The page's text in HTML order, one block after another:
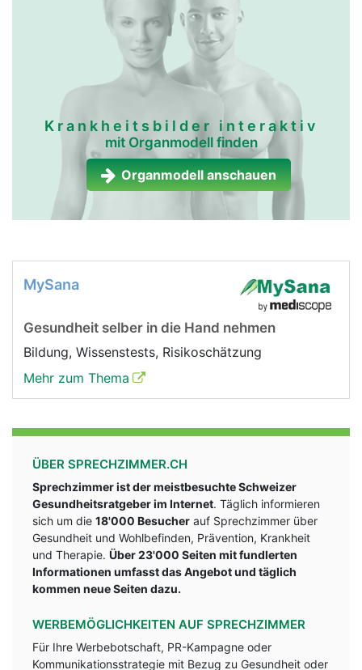
Krankheitsbilder interaktiv
mit Organmodell finden
Organmodell anschauen
MySana
Gesundheit selber in die Hand nehmen
Bildung, Wissenstests, Risikoschätzung
Mehr zum Thema
ÜBER SPRECHZIMMER.CH
Sprechzimmer ist der meistbesuchte Schweizer
Gesundheitsratgeber im Internet. Täglich informieren
sich um die 18'000 Besucher auf Sprechzimmer über
Gesundheit und Wohlbefinden, Prävention, Krankheit
und Therapie. Über 23'000 Seiten mit fundlerten
Informationen umfasst das Angebot und täglich
kommen neue Seiten dazu.
WERBEMÖGLICHKEITEN AUF SPRECHZIMMER
Für Ihre Werbebotschaft, PR-Kampagne oder
Kommunikationsstrategie mit Bezug zu Gesundheit oder